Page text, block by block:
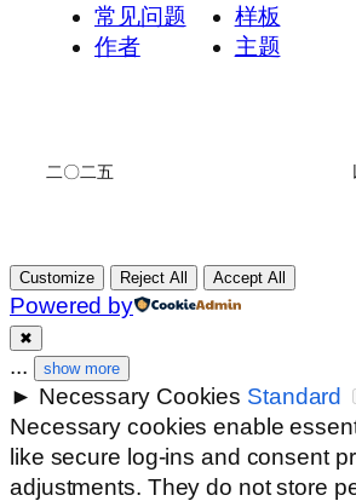
常见问题
作者
样板
主题
二〇二五
Customize Reject All Accept All
Powered by
✖
... show more
► Necessary Cookies Standard
Necessary cookies enable
like secure log-ins and consent
adjustments. They do not store